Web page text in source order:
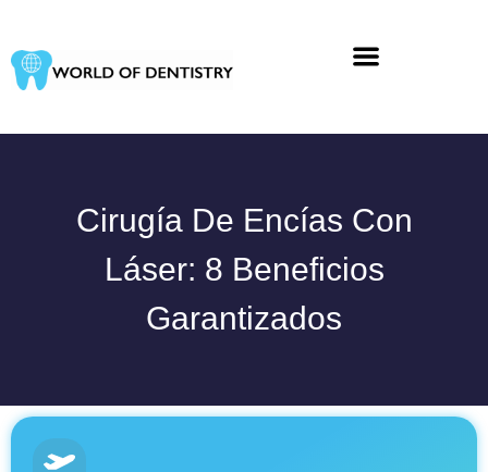
contenido
Cirugía De Encías Con
Láser: 8 Beneficios
Garantizados